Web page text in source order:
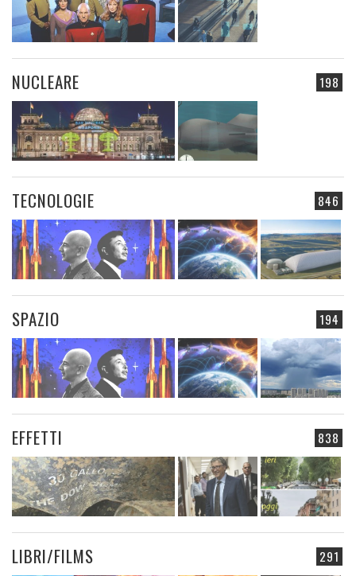
198
NUCLEARE
846
TECNOLOGIE
194
SPAZIO
838
EFFETTI
291
LIBRI/FILMS